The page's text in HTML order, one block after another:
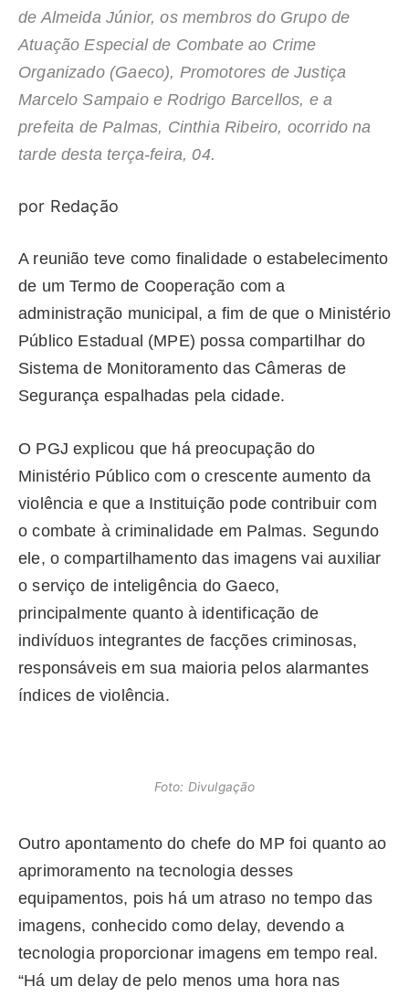
de Almeida Júnior, os membros do Grupo de
Atuação Especial de Combate ao Crime
Organizado (Gaeco), Promotores de Justiça
Marcelo Sampaio e Rodrigo Barcellos, e a
prefeita de Palmas, Cinthia Ribeiro, ocorrido na
tarde desta terça-feira, 04.
por Redação
A reunião teve como finalidade o estabelecimento
de um Termo de Cooperação com a
administração municipal, a fim de que o Ministério
Público Estadual (MPE) possa compartilhar do
Sistema de Monitoramento das Câmeras de
Segurança espalhadas pela cidade.
O PGJ explicou que há preocupação do
Ministério Público com o crescente aumento da
violência e que a Instituição pode contribuir com
o combate à criminalidade em Palmas. Segundo
ele, o compartilhamento das imagens vai auxiliar
o serviço de inteligência do Gaeco,
principalmente quanto à identificação de
indivíduos integrantes de facções criminosas,
responsáveis em sua maioria pelos alarmantes
índices de violência.
Foto: Divulgação
Outro apontamento do chefe do MP foi quanto ao
aprimoramento na tecnologia desses
equipamentos, pois há um atraso no tempo das
imagens, conhecido como delay, devendo a
tecnologia proporcionar imagens em tempo real.
“Há um delay de pelo menos uma hora nas